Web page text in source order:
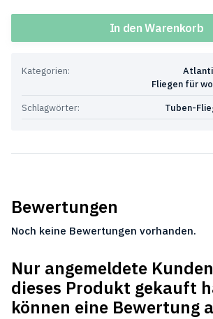
In den Warenkorb
Kategorien:
Fliegen für
Schlagwörter:
Tuben-
Bewertungen
Noch keine Bewertungen vorhanden.
Nur angemeldete
dieses Produkt gekauft
können eine Bewertung